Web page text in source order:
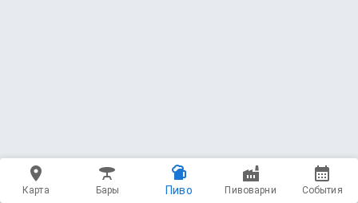
Карта Бары Пиво Пивоварни События